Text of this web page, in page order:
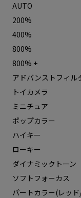
AUTO
200%
400%
800%
800% +
アドバンストフィル
トイカメラ
ミニチュア
ポップカラー
ハイキー
ローキー
ダイナミックトーン
ソフトフォーカス
パートカラー(レッ